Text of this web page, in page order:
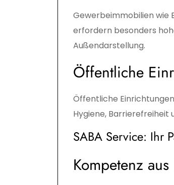
Gewerbeimmobilien wie
erfordern besonders
Außendarstellung.
Öffentliche
Öffentliche
Hygiene, Barrierefreiheit
SABA Service: Ihr
Kompetenz